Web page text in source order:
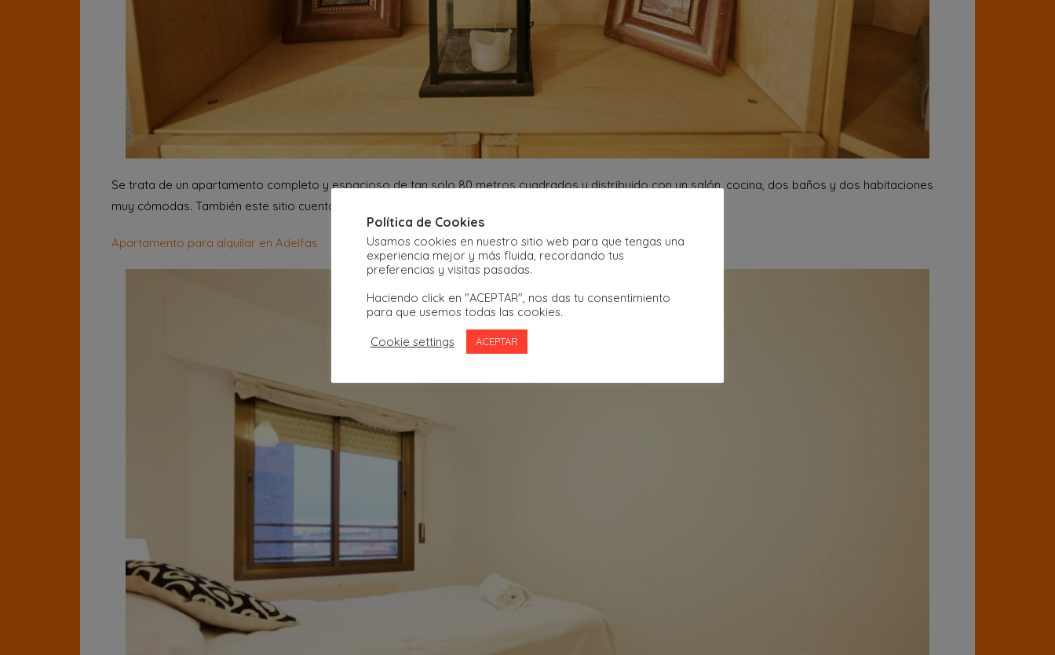
Se trata de un apartamento completo y espacioso de tan solo 80 metros cuadrados y distribuido con un salón, cocina, dos baños y dos habitaciones
muy cómodas. También este sitio cuenta con gimnasio y sauna de lujo.
Apartamento para alquilar en Adelfas
Política de Cookies
Usamos cookies en nuestro sitio web para que tengas una
experiencia mejor y más fluida, recordando tus
preferencias y visitas pasadas.
Haciendo click en "ACEPTAR", nos das tu consentimiento
para que usemos todas las cookies.
Cookie settings
ACEPTAR